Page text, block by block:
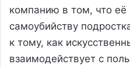
компанию в том, что её
самоубийству
к тому, как
взаимодействует с